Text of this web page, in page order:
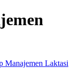
Manajemen Laktasi